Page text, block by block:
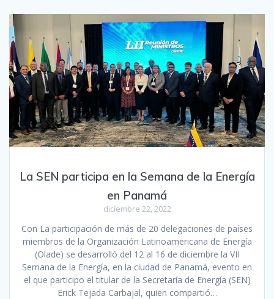
La SEN participa en la Semana de la Energía
en Panamá
diciembre 22, 2022
Con La participación de más de 20 delegaciones de países
miembros de la Organización Latinoamericana de Energía
(Olade) se desarrolló del 12 al 16 de diciembre la VII
Semana de la Energía, en la ciudad de Panamá, evento en
el que participo el titular de la Secretaría de Energía (SEN)
Erick Tejada Carbajal, quien compartió…